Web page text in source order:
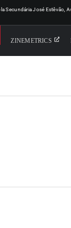
Secundária José Estêvão,
ZINEMETRICS